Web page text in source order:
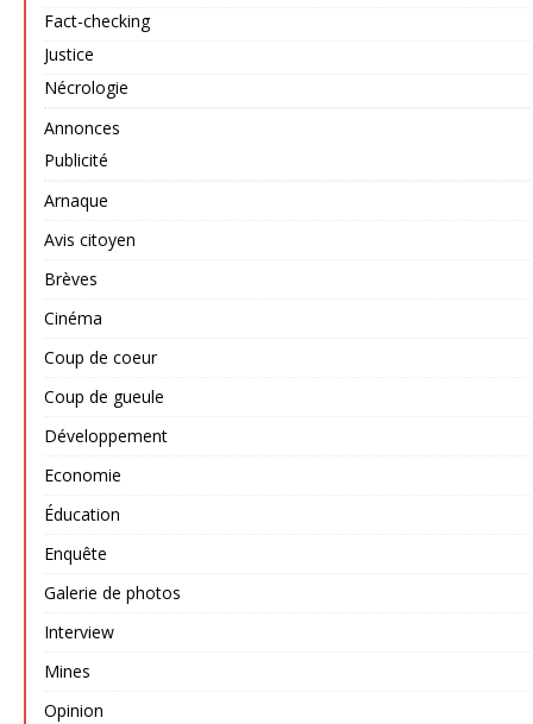
Fact-checking
Justice
Nécrologie
Annonces
Publicité
Arnaque
Avis citoyen
Brèves
Cinéma
Coup de coeur
Coup de gueule
Développement
Economie
Éducation
Enquête
Galerie de photos
Interview
Mines
Opinion